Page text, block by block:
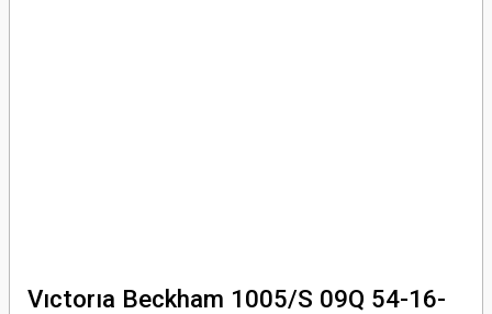
Vıctorıa Beckham 1005/S 09Q 54-16-